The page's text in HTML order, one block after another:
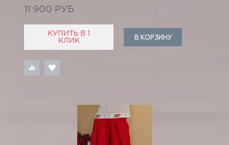
11 900 РУБ
КУПИТЬ В 1
КЛИК
В КОРЗИНУ